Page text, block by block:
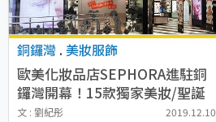
銅鑼灣 . 美妝服飾
歐美化妝品店SEPHORA進駐銅
鑼灣開幕！15款獨家美妝/聖誕
節日套裝精選推介
文 : 劉紀彤 2019.12.10